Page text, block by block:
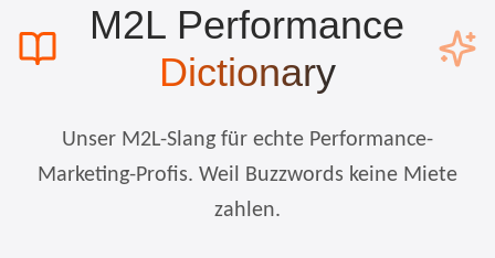
M2L Performance
Dictionary
Unser M2L-Slang für echte Performance-
Marketing-Profis. Weil Buzzwords keine Miete
zahlen.